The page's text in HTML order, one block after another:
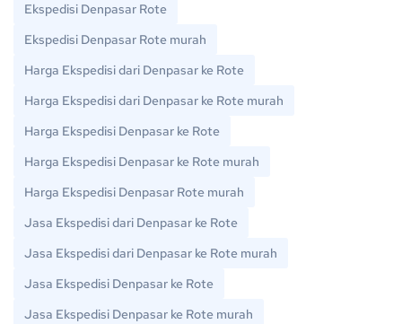
Ekspedisi Denpasar Rote
Ekspedisi Denpasar Rote murah
Harga Ekspedisi dari Denpasar ke Rote
Harga Ekspedisi dari Denpasar ke Rote murah
Harga Ekspedisi Denpasar ke Rote
Harga Ekspedisi Denpasar ke Rote murah
Harga Ekspedisi Denpasar Rote murah
Jasa Ekspedisi dari Denpasar ke Rote
Jasa Ekspedisi dari Denpasar ke Rote murah
Jasa Ekspedisi Denpasar ke Rote
Jasa Ekspedisi Denpasar ke Rote murah